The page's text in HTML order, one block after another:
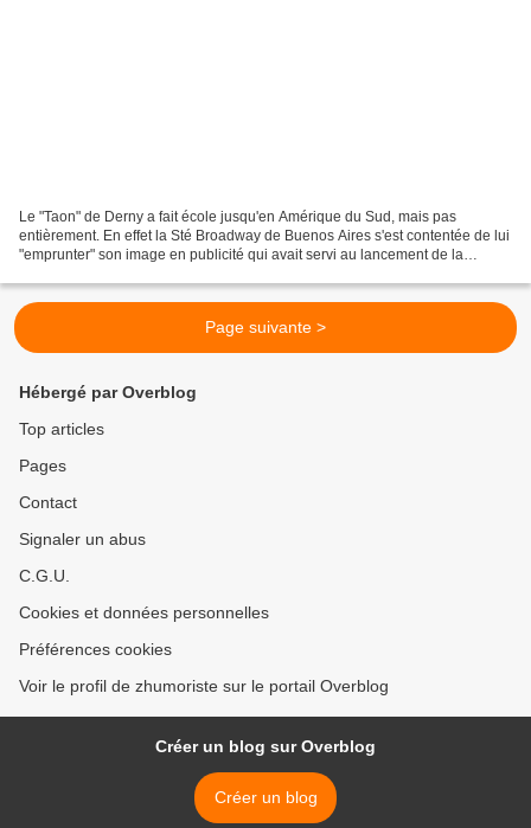
Le "Taon" de Derny a fait école jusqu'en Amérique du Sud, mais pas
entièrement. En effet la Sté Broadway de Buenos Aires s'est contentée de lui
"emprunter" son image en publicité qui avait servi au lancement de la
Page suivante >
Hébergé par Overblog
Top articles
Pages
Contact
Signaler un abus
C.G.U.
Cookies et données personnelles
Préférences cookies
Voir le profil de zhumoriste sur le portail Overblog
Créer un blog sur Overblog
Créer un blog